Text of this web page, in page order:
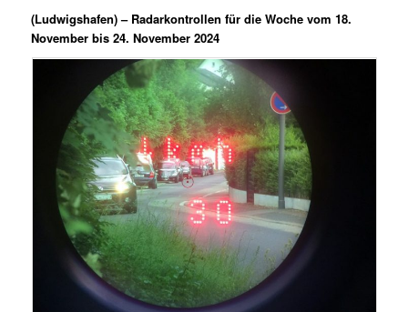
(Ludwigshafen) – Radarkontrollen für die Woche vom 18.
November bis 24. November 2024